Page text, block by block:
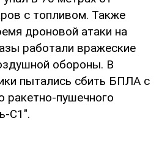
с топливом. Также
дроновой атаки на
работали вражеские
обороны. В
пытались сбить БПЛА с
ракетно-пушечного
С1".